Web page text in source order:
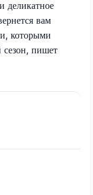
деликатное
вам
которыми
сезон, пишет